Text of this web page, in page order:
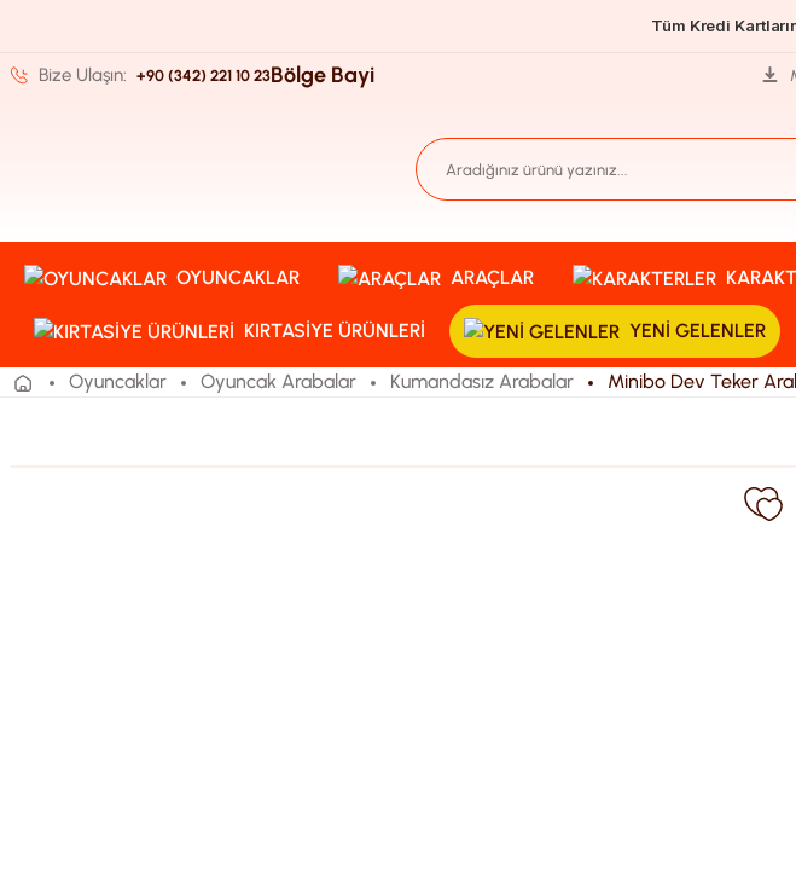
Tüm Kredi
Bize Ulaşın: +90 (342) 221 10 23Bölge Bayi
OYUNCAKLAR ARAÇLAR
KIRTASIYE ÜRÜNLERI YENI GELENLER
Oyuncaklar Oyuncak Arabalar Kumandasız Arabalar Minibo Dev Teker